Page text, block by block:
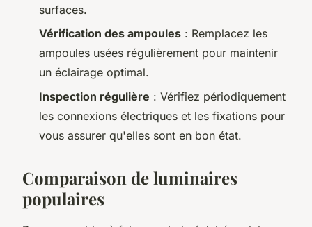
surfaces.
Vérification des ampoules : Remplacez les
ampoules usées régulièrement pour maintenir
un éclairage optimal.
Inspection régulière : Vérifiez périodiquement
les connexions électriques et les fixations pour
vous assurer qu'elles sont en bon état.
Comparaison de luminaires
populaires